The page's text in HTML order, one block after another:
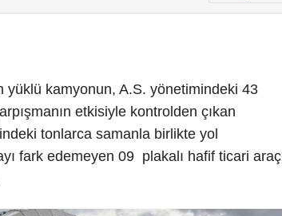
yüklü kamyonun, A.S. yönetimindeki 43
etkisiyle kontrolden çıkan
tonlarca samanla birlikte yol
fark edemeyen 09 plakalı hafif ticari araç